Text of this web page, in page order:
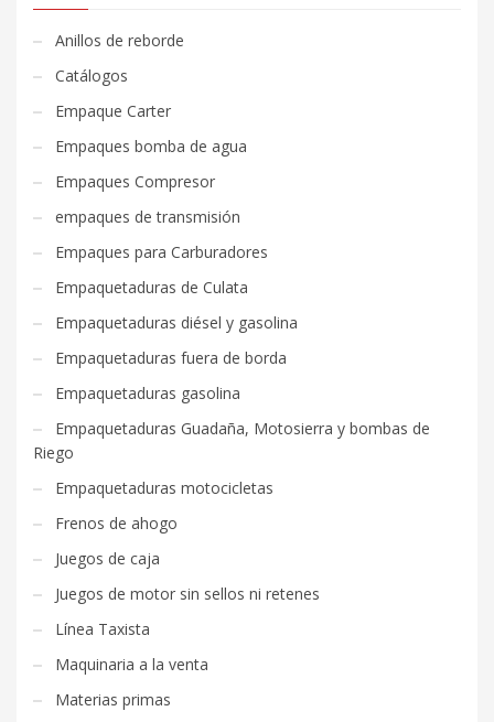
Anillos de reborde
Catálogos
Empaque Carter
Empaques bomba de agua
Empaques Compresor
empaques de transmisión
Empaques para Carburadores
Empaquetaduras de Culata
Empaquetaduras diésel y gasolina
Empaquetaduras fuera de borda
Empaquetaduras gasolina
Empaquetaduras Guadaña, Motosierra y bombas de
Riego
Empaquetaduras motocicletas
Frenos de ahogo
Juegos de caja
Juegos de motor sin sellos ni retenes
Línea Taxista
Maquinaria a la venta
Materias primas